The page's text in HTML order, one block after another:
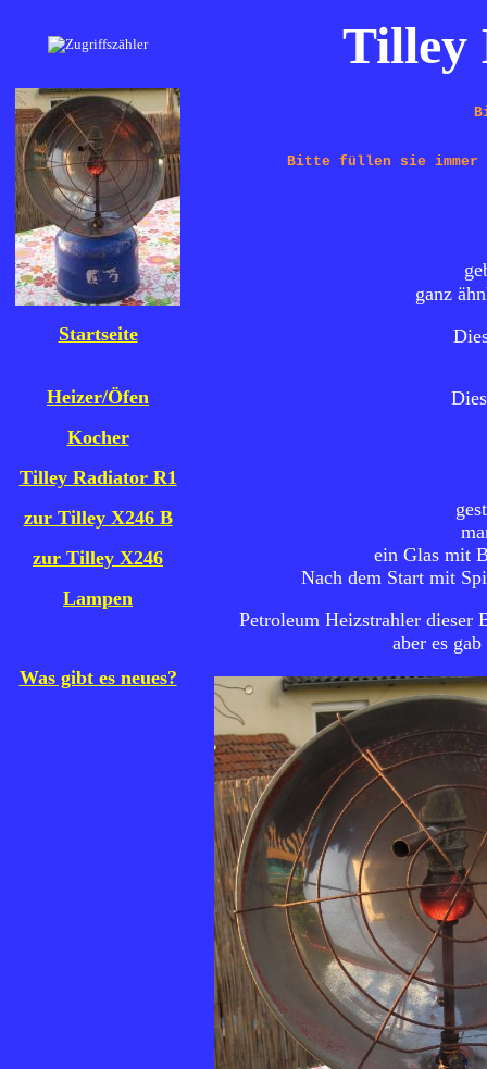
Tilley
Startseite
Heizer/Öfen
Kocher
Tilley Radiator R1
zur Tilley X246 B
zur Tilley X246
Lampen
Was gibt es neues?
Bitte füllen sie immer
ganz
ein Glas mit
Nach dem Start mit
Petroleum Heizstrahler dieser
aber es